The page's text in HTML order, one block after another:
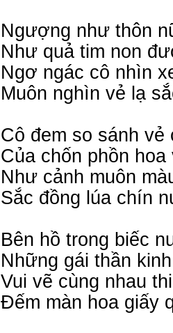
Ngượng như thôn
Như quả tim non
Ngơ ngác cô nhìn
Muôn nghìn vẻ lạ
Cô đem so sánh vẻ
Của chốn phồn
Như cảnh muôn
Sắc đồng lúa chín
Bên hồ trong biếc
Những gái thần
Vui vẽ cùng nhau
Đếm màn hoa giấy